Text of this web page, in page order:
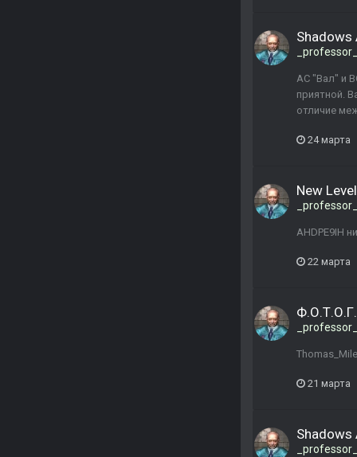
Shadows
АС "Вал" и
приятной.
отличие
24 марта
New
AHDPE9IH
22 марта
21 марта
Shadows